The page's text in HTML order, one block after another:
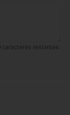
caracteres restantes.